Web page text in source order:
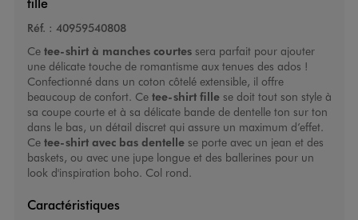
Réf. : 40959540808
Ce tee-shirt à manches courtessera parfait pour ajouter
une délicate touche de romantisme aux tenues des ados !
Confectionné dans un coton côtelé extensible, il offre
beaucoup de confort. Ce tee-shirt fillese doit tout son style à
sa coupe courte et à sa délicate bande de dentelle ton sur ton
dans le bas, un détail discret qui assure un maximum d’effet.
Ce tee-shirt avec bas dentellese porte avec un jean et des
baskets, ou avec une jupe longue et des ballerines pour un
look d'inspiration boho. Col rond.
Caractéristiques